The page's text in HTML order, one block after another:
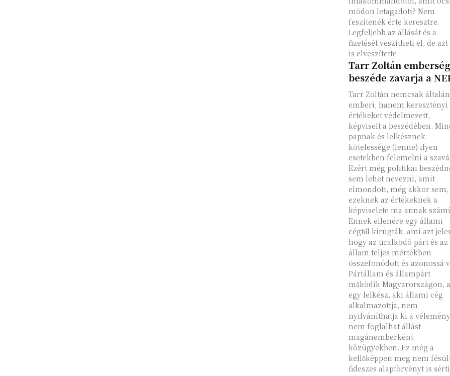
módon letagadott? Nem
feszítenék érte keresztre.
Legfeljebb az állását és a
fizetését veszítheti el, de
is elveszítette.
Tarr Zoltán
beszéde zavarja a
Tarr Zoltán nemcsak
emberi, hanem keresztényi
értékeket védelmezett,
képviselt a beszédében.
papnak és lelkésznek
kötelessége (lenne) ilyen
esetekben felemelni a
Ezért még politikai
sem lehet nevezni, amit
elmondott, még akkor sem,
ezeknek az értékeknek a
képviselete ma annak
Ennek ellenére egy állami
cégtől kirúgták, ami azt
hogy az uralkodó párt és az
állam teljes mértékben
összefonódott és azonossá
Pártállam és állampárt
működik Magyarországon,
egy lelkész, aki állami cég
alkalmazottja, nem
nyilváníthatja ki a
nem foglalhat állást
magánemberként
közügyekben. Ez még a
kellőképpen meg nem
fideszes alaptörvényt is